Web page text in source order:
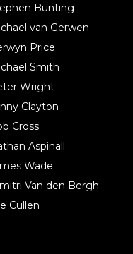
Bunting
van Gerwen
Price
Smith
Wright
Clayton
Cross
Aspinall
Wade
Van den Bergh
Cullen